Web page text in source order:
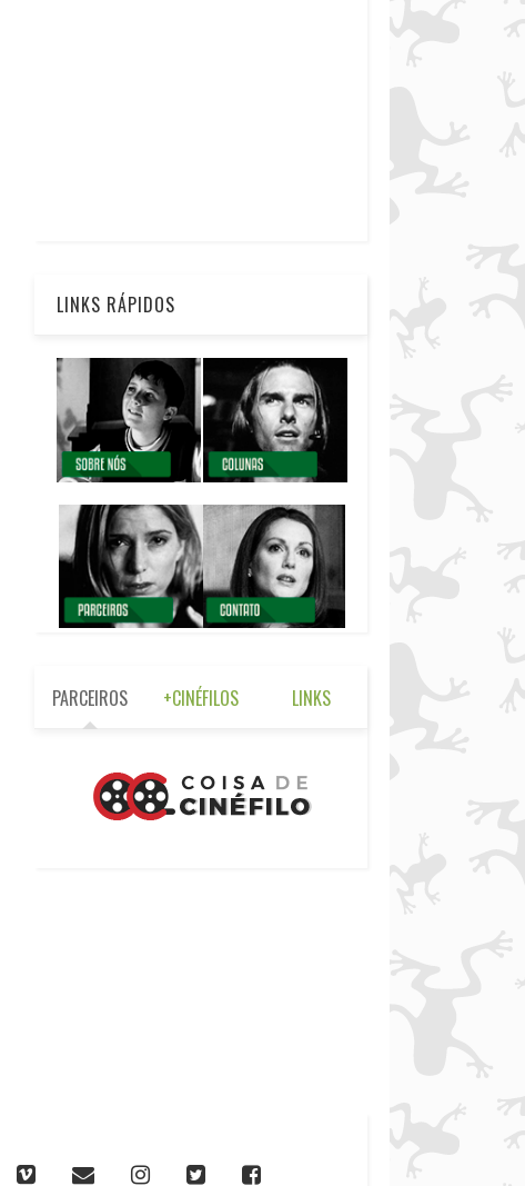
LINKS RÁPIDOS
PARCEIROS +CINÉFILOS LINKS